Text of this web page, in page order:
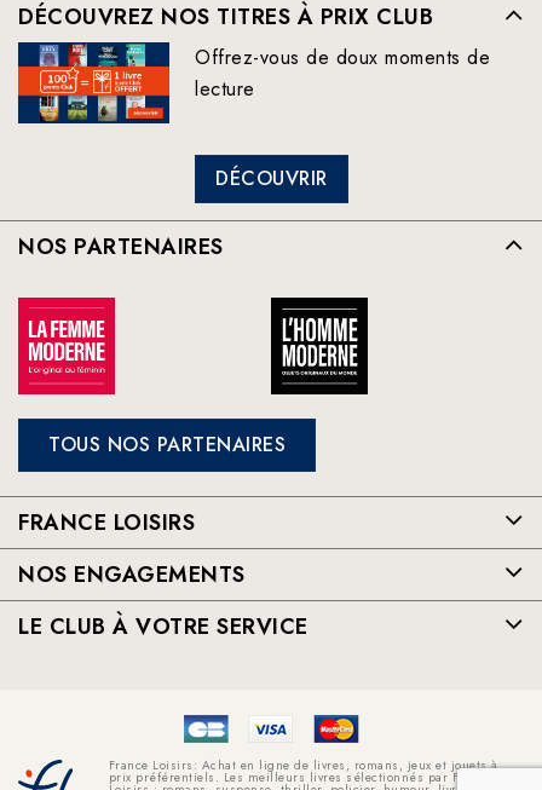
DÉCOUVREZ NOS TITRES À PRIX CLUB
Offrez-vous de doux moments de
lecture
DÉCOUVRIR
NOS PARTENAIRES
TOUS NOS PARTENAIRES
FRANCE LOISIRS
NOS ENGAGEMENTS
LE CLUB À VOTRE SERVICE
France Loisirs: Achat en ligne de livres, romans, jeux et jouets à
prix préférentiels. Les meilleurs livres sélectionnés par France